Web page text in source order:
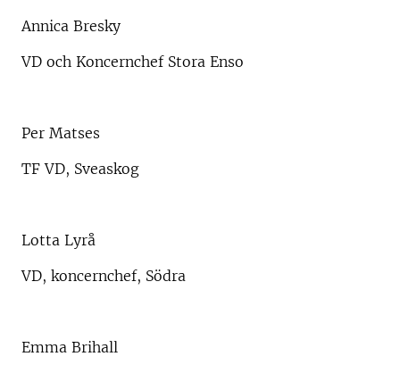
Annica Bresky
VD och Koncernchef Stora Enso
Per Matses
TF VD, Sveaskog
Lotta Lyrå
VD, koncernchef, Södra
Emma Brihall